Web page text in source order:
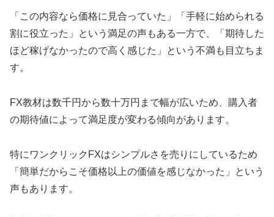
「この内容なら価格に見合っていた」「手軽に始められる
割に役立った」という満足の声もある一方で、「期待した
ほど稼げなかったので高く感じた」という不満も目立ちま
す。
FX教材は数千円から数十万円まで幅が広いため、購入者
の期待値によって満足度が変わる傾向があります。
特にワンクリックFXはシンプルさを売りにしているため
「簡単だからこそ価格以上の価値を感じなかった」という
声もあります。